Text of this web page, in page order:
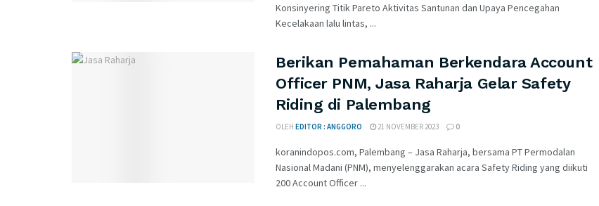
Konsinyering Titik Pareto Aktivitas Santunan dan Upaya Pencegahan
Kecelakaan lalu lintas, ...
Berikan Pemahaman Berkendara Account
Officer PNM, Jasa Raharja Gelar Safety
Riding di Palembang
OLEH EDITOR : ANGGORO 21 NOVEMBER 2023 0
koranindopos.com, Palembang – Jasa Raharja, bersama PT Permodalan
Nasional Madani (PNM), menyelenggarakan acara Safety Riding yang diikuti
200 Account Officer ...